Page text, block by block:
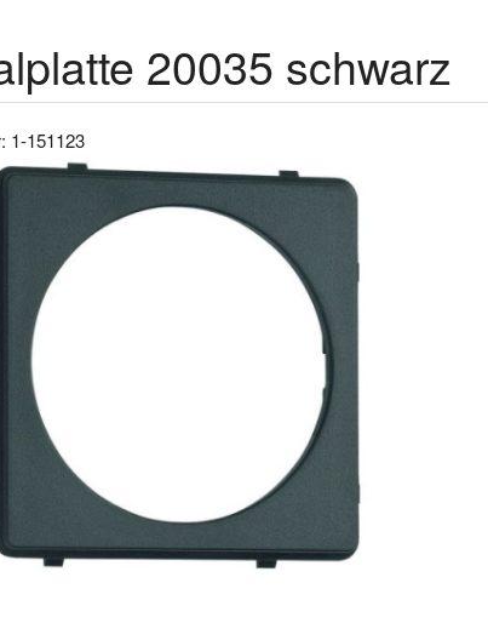
20035 schwarz
1-151123